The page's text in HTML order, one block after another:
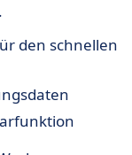
den schnellen